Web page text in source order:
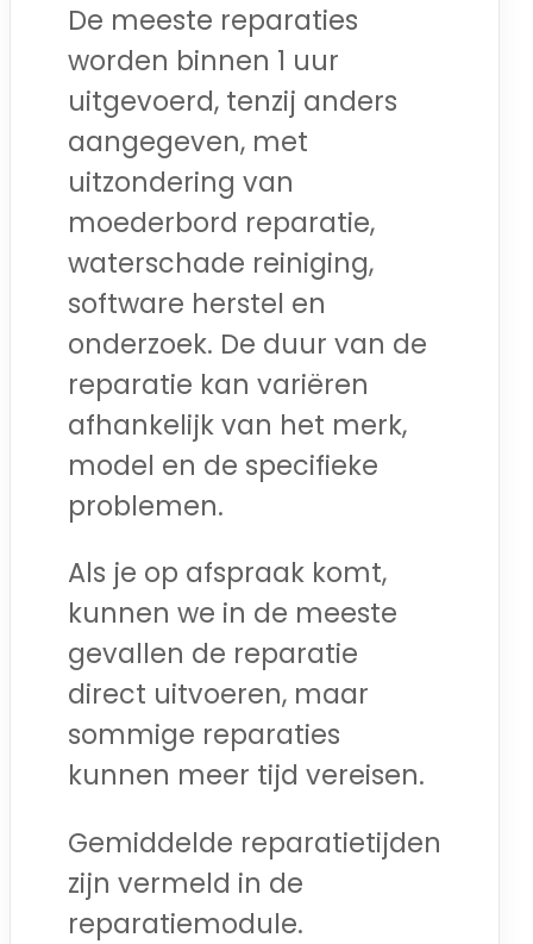
De meeste reparaties
worden binnen 1 uur
uitgevoerd, tenzij anders
aangegeven, met
uitzondering van
moederbord reparatie,
waterschade reiniging,
software herstel en
onderzoek. De duur van de
reparatie kan variëren
afhankelijk van het merk,
model en de specifieke
problemen.
Als je op afspraak komt,
kunnen we in de meeste
gevallen de reparatie
direct uitvoeren, maar
sommige reparaties
kunnen meer tijd vereisen.
Gemiddelde reparatietijden
zijn vermeld in de
reparatiemodule.